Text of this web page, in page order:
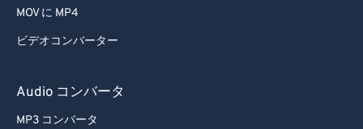
MOV に MP4
ビデオコンバーター
Audio コンバータ
MP3 コンバータ